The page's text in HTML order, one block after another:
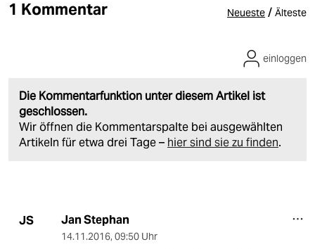
1 Kommentar Neueste / Älteste
Die Kommentarfunktion unter diesem Artikel ist
geschlossen.
Wir öffnen die Kommentarspalte bei ausgewählten
Artikeln für etwa drei Tage – hier sind sie zu finden.
einloggen
JS Jan Stephan
14.11.2016, 09:50 Uhr